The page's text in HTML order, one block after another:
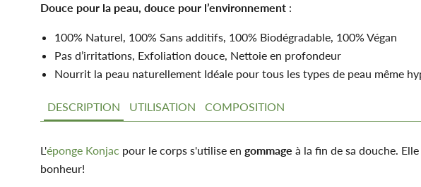
Douce pour la peau, douce pour l’environnement :
100% Naturel, 100% Sans additifs, 100% Biodégradable, 100% Végan
Pas d’irritations, Exfoliation douce, Nettoie en profondeur
Nourrit la peau naturellement Idéale pour tous les types de peau même
DESCRIPTION UTILISATION COMPOSITION
L'éponge Konjac pour le corps s'utilise engommage à la fin de sa douche. Elle
bonheur!